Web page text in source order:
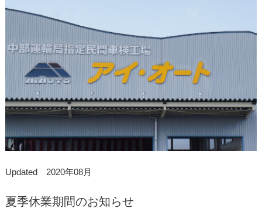
Updated 2020年08月
夏季休業期間のお知らせ